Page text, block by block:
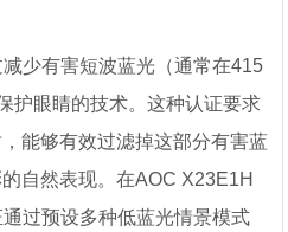
少有害短波蓝光（通常在415
护眼睛的技术。这种认证要求
能够有效过滤掉这部分有害蓝
自然表现。在AOC X23E1H
过预设多种低蓝光情景模式